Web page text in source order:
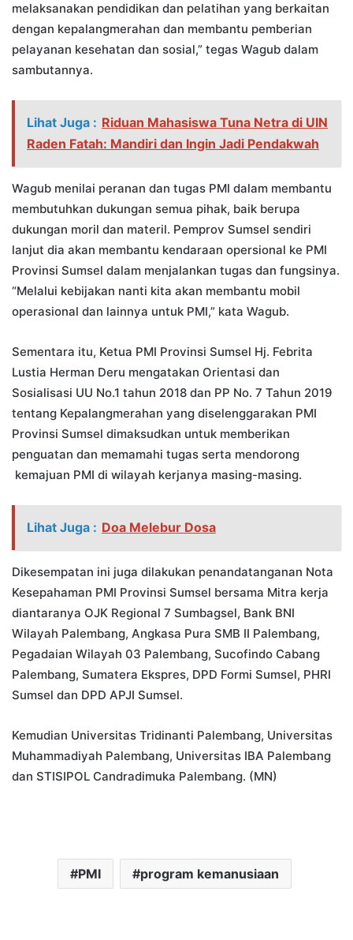
melaksanakan pendidikan dan pelatihan yang berkaitan
dengan kepalangmerahan dan membantu pemberian
pelayanan kesehatan dan sosial,” tegas Wagub dalam
sambutannya.
Lihat Juga : Riduan Mahasiswa Tuna Netra di UIN
Raden Fatah: Mandiri dan Ingin Jadi Pendakwah
Wagub menilai peranan dan tugas PMI dalam membantu
membutuhkan dukungan semua pihak, baik berupa
dukungan moril dan materil. Pemprov Sumsel sendiri
lanjut dia akan membantu kendaraan opersional ke PMI
Provinsi Sumsel dalam menjalankan tugas dan fungsinya.
“Melalui kebijakan nanti kita akan membantu mobil
operasional dan lainnya untuk PMI,” kata Wagub.
Sementara itu, Ketua PMI Provinsi Sumsel Hj. Febrita
Lustia Herman Deru mengatakan Orientasi dan
Sosialisasi UU No.1 tahun 2018 dan PP No. 7 Tahun 2019
tentang Kepalangmerahan yang diselenggarakan PMI
Provinsi Sumsel dimaksudkan untuk memberikan
penguatan dan memamahi tugas serta mendorong
kemajuan PMI di wilayah kerjanya masing-masing.
Lihat Juga : Doa Melebur Dosa
Dikesempatan ini juga dilakukan penandatanganan Nota
Kesepahaman PMI Provinsi Sumsel bersama Mitra kerja
diantaranya OJK Regional 7 Sumbagsel, Bank BNI
Wilayah Palembang, Angkasa Pura SMB II Palembang,
Pegadaian Wilayah 03 Palembang, Sucofindo Cabang
Palembang, Sumatera Ekspres, DPD Formi Sumsel, PHRI
Sumsel dan DPD APJI Sumsel.
Kemudian Universitas Tridinanti Palembang, Universitas
Muhammadiyah Palembang, Universitas IBA Palembang
dan STISIPOL Candradimuka Palembang. (MN)
PMI program kemanusiaan